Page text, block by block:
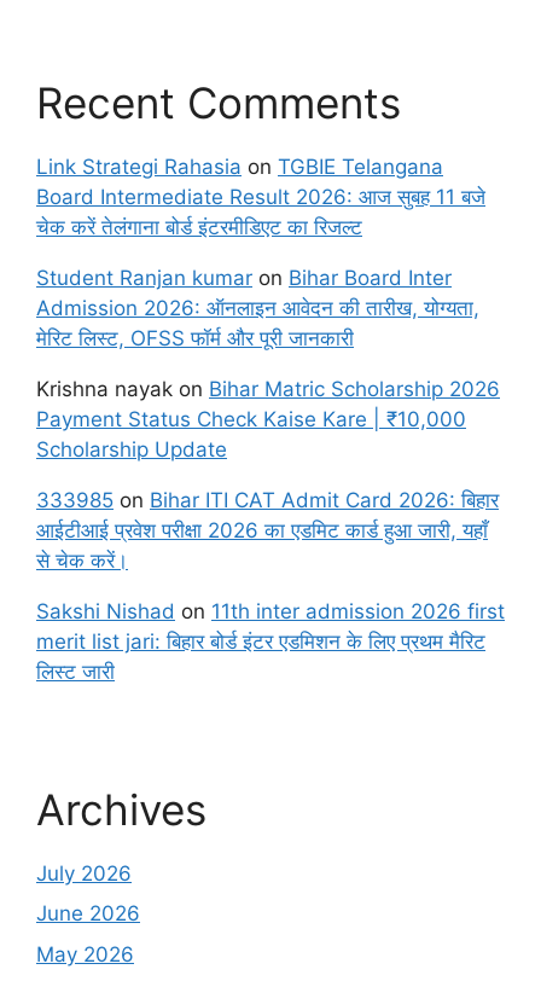
Recent Comments
Link Strategi Rahasia on TGBIE Telangana
Board Intermediate Result 2026: आज सुबह 11 बजे
चेक करें तेलंगाना बोर्ड इंटरमीडिएट का रिजल्ट
Student Ranjan kumar on Bihar Board Inter
Admission 2026: ऑनलाइन आवेदन की तारीख, योग्यता,
मेरिट लिस्ट, OFSS फॉर्म और पूरी जानकारी
Krishna nayak on Bihar Matric Scholarship 2026
Payment Status Check Kaise Kare | ₹10,000
Scholarship Update
333985 on Bihar ITI CAT Admit Card 2026: बिहार
आईटीआई प्रवेश परीक्षा 2026 का एडमिट कार्ड हुआ जारी, यहाँ
से चेक करें।
Sakshi Nishad on 11th inter admission 2026 first
merit list jari: बिहार बोर्ड इंटर एडमिशन के लिए प्रथम मैरिट
लिस्ट जारी
Archives
July 2026
June 2026
May 2026